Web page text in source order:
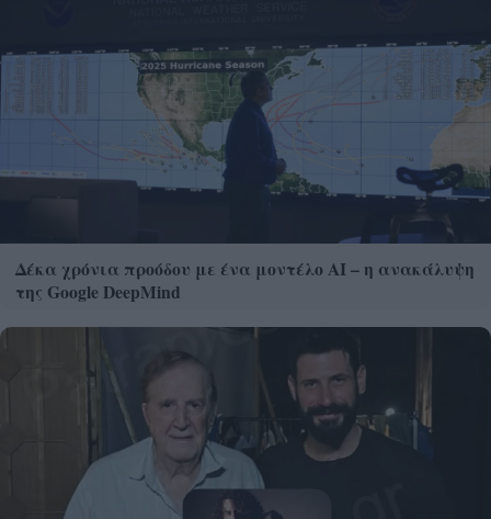
Δέκα χρόνια προόδου με ένα μοντέλο ΑΙ – η ανακάλυψη
της Google DeepMind